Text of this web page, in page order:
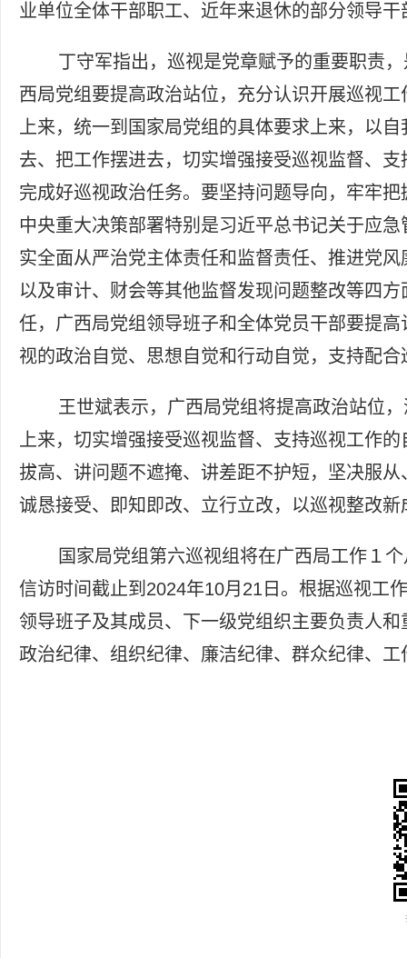
业单位全体干部职工、近年来退休的部分领导干
丁守军指出，巡视是党章赋予的重要职责
西局党组要提高政治站位，充分认识开展巡视
上来，统一到国家局党组的具体要求上来，以
去、把工作摆进去，切实增强接受巡视监督、
完成好巡视政治任务。要坚持问题导向，牢牢
中央重大决策部署特别是习近平总书记关于应
实全面从严治党主体责任和监督责任、推进党
以及审计、财会等其他监督发现问题整改等四
任，广西局党组领导班子和全体党员干部要提
视的政治自觉、思想自觉和行动自觉，支持配
王世斌表示，广西局党组将提高政治站位
上来，切实增强接受巡视监督、支持巡视工作
拔高、讲问题不遮掩、讲差距不护短，坚决服
诚恳接受、即知即改、立行立改，以巡视整改
国家局党组第六巡视组将在广西局工作１
信访时间截止到2024年10月21日。根据巡视工
领导班子及其成员、下一级党组织主要负责人
政治纪律、组织纪律、廉洁纪律、群众纪律、